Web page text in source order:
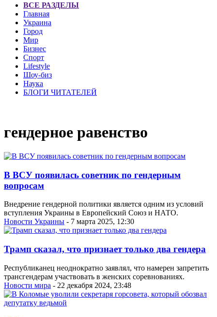
ВСЕ РАЗДЕЛЫ
Главная
Украина
Город
Мир
Бизнес
Спорт
Lifestyle
Шоу-биз
Наука
БЛОГИ ЧИТАТЕЛЕЙ
гендерное равенство
В ВСУ появилась советник по гендерным
вопросам
Внедрение гендерной политики является одним из условий
вступления Украины в Европейский Союз и НАТО.
Новости Украины - 7 марта 2025, 12:30
Трамп сказал, что признает только два гендера
Республиканец неоднократно заявлял, что намерен запретить
трансгендерам участвовать в женских соревнованиях.
Новости мира - 22 декабря 2024, 23:48